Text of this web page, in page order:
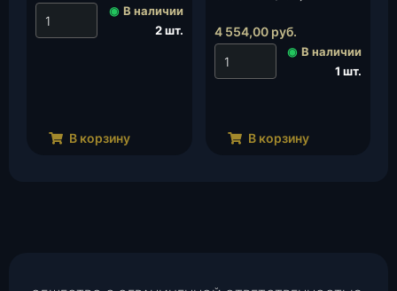
◉ В наличии
2 шт.
В корзину
метал.)(3163-00-
8405141-00), шт.
4 554,00 руб.
◉ В наличии
1 шт.
В корзину